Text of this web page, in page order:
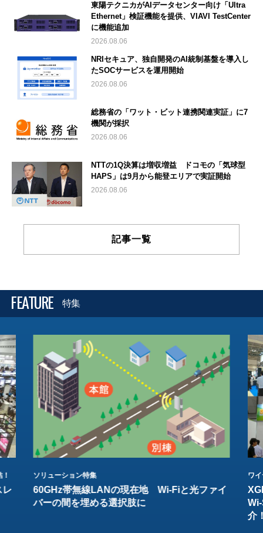
東陽テクニカがAIデータセンター向け「Ultra
Ethernet」検証機能を提供、VIAVI TestCenter
に機能追加
2026.08.06
NRIセキュア、独自開発のAI統制基盤を導入し
たSOCサービスを運用開始
2026.08.06
総務省の「ワット・ビット連携関連実証」に7
機関が採択
2026.08.06
NTTの1Q決算は増収増益 ドコモの「気球型
HAPS」は9月から能登エリアで実証開始
2026.08.06
記事一覧
FEATURE 特集
レ
ソリューション特集
60GHz帯無線LANの現在地 Wi-Fiと光ファイ
バーの間を埋める選択肢に
ワ
介